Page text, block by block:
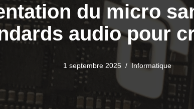
du micro
audio pour
1 septembre 2025 Informatique